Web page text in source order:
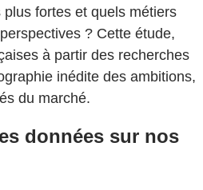
fortes et quels métiers
? Cette étude,
à partir des recherches
inédite des ambitions,
du marché.
données sur nos